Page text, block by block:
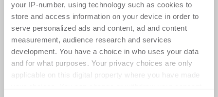
your IP-number, using technology such as cookies to
store and access information on your device in order to
serve personalized ads and content, ad and content
measurement, audience research and services
development. You have a choice in who uses your data
and for what purposes. Your privacy choices are only
applicable on this digital property where you have made
Ampega Asset Management gewinnt
ODDO BHF SE für den SKYPER
Büro | Deals Miete-06.08.2026